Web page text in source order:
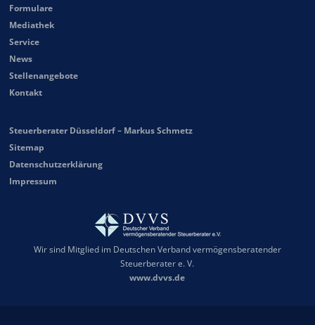
Formulare
Mediathek
Service
News
Stellenangebote
Kontakt
Steuerberater Düsseldorf – Markus Schmetz
Sitemap
Datenschutzerklärung
Impressum
Wir sind Mitglied im Deutschen Verband vermögensberatender
Steuerberater e. V.
www.dvvs.de